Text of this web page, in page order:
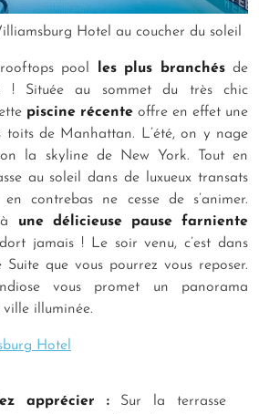
Hotel au coucher du soleil
rooftops pool les plus branchésde
! Située au sommet du très chic
piscine récente offre en effet une
toits de Manhattan. L’été, on y nage
la skyline de New York. Tout en
au soleil dans de luxueux transats
contrebas ne cesse de s’animer.
une délicieuse pause farniente
jamais ! Le soir venu, c’est dans
que vous pourrez vous reposer.
vous promet un panorama
ville illuminée.
Hotel
apprécier : Sur la terrasse